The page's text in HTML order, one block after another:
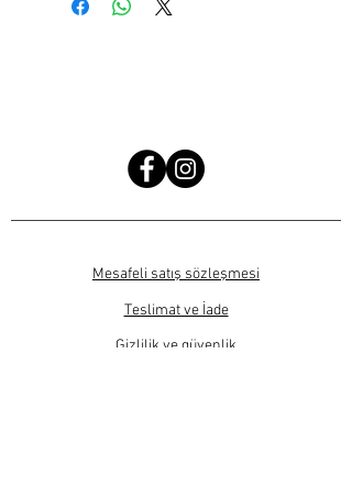
Mesafeli satış sözleşmesi
Teslimat ve İade
Gizlilik ve güvenlik